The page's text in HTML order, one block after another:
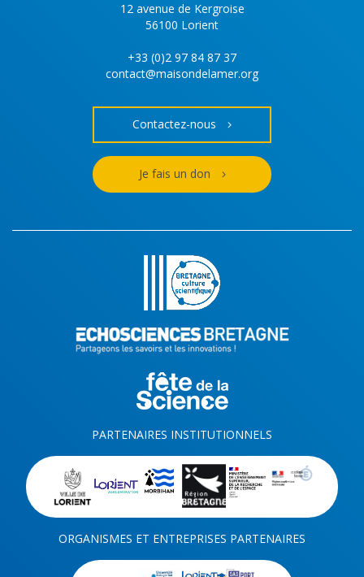
12 avenue de Kergroise
56100 Lorient
+33 (0)2 97 84 87 37
contact@maisondelamer.org
Contactez-nous
Je fais un don
PARTENAIRES INSTITUTIONNELS
ORGANISMES ET ENTREPRISES PARTENAIRES